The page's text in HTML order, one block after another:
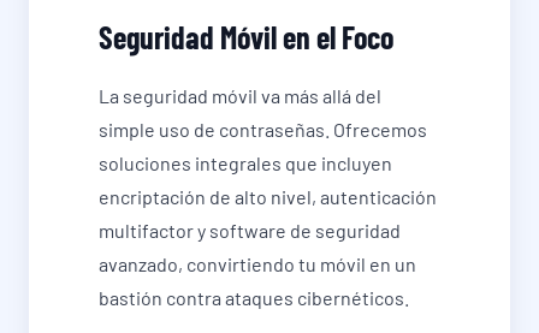
Seguridad Móvil en el Foco
La seguridad móvil va más allá del
simple uso de contraseñas. Ofrecemos
soluciones integrales que incluyen
encriptación de alto nivel, autenticación
multifactor y software de seguridad
avanzado, convirtiendo tu móvil en un
bastión contra ataques cibernéticos.